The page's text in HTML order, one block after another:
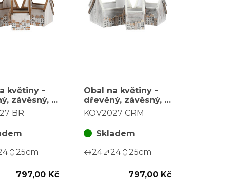
květiny -
závěsný, s
hnědý,
BR
25cm
797,00 Kč
Obal na květiny -
dřevěný, závěsný, s
domečky, krémový,
KOV2027 CRM
Skladem
24
24 25cm
797,00 Kč